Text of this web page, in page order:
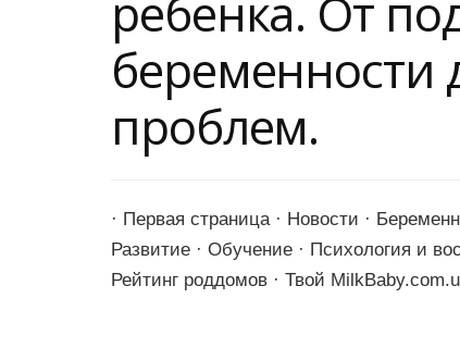
ребенка. От
беременности
проблем.
· Первая страница · Новости ·
Развитие · Обучение · Психология и
Рейтинг роддомов · Твой